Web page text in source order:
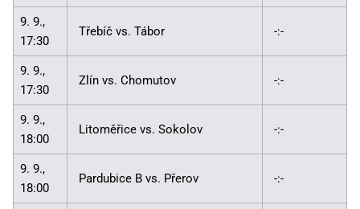
9. 9.,
17:30
Třebíč vs. Tábor -:-
9. 9.,
17:30
Zlín vs. Chomutov -:-
9. 9.,
18:00
Litoměřice vs. Sokolov -:-
9. 9.,
18:00
Pardubice B vs. Přerov -:-